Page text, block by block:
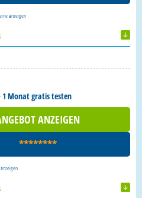
anzeigen
Monat gratis testen
ANZEIGEN
********
anzeigen